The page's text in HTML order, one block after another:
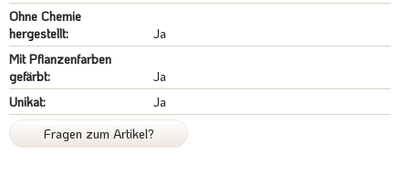
Ohne Chemie
hergestellt:
Ja
Mit Pflanzenfarben
gefärbt:
Ja
Unikat:
Ja
Fragen zum Artikel?